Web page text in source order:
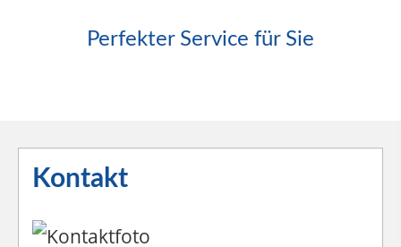
Perfekter Service für Sie
Kontakt